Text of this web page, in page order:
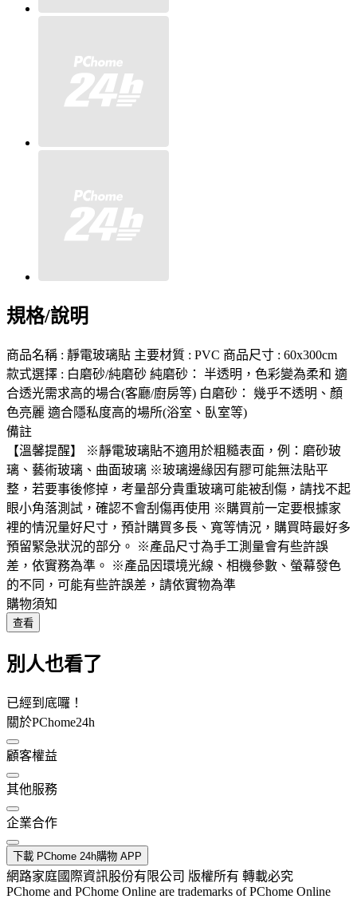
規格/說明
商品名稱 : 靜電玻璃貼 主要材質 : PVC 商品尺寸 : 60x300cm
款式選擇 : 白磨砂/純磨砂 純磨砂： 半透明，色彩變為柔和 適
合透光需求高的場合(客廳/廚房等) 白磨砂： 幾乎不透明、顏
色亮麗 適合隱私度高的場所(浴室、臥室等)
備註
【溫馨提醒】 ※靜電玻璃貼不適用於粗糙表面，例：磨砂玻
璃、藝術玻璃、曲面玻璃 ※玻璃邊緣因有膠可能無法貼平
整，若要事後修掉，考量部分貴重玻璃可能被刮傷，請找不起
眼小角落測試，確認不會刮傷再使用 ※購買前一定要根據家
裡的情況量好尺寸，預計購買多長、寬等情況，購買時最好多
預留緊急狀況的部分。 ※產品尺寸為手工測量會有些許誤
差，依實務為準。 ※產品因環境光線、相機參數、螢幕發色
的不同，可能有些許誤差，請依實物為準
購物須知
查看
別人也看了
已經到底囉！
關於PChome24h
顧客權益
其他服務
企業合作
下載 PChome 24h購物 APP
網路家庭國際資訊股份有限公司 版權所有 轉載必究
PChome and PChome Online are trademarks of PChome Online